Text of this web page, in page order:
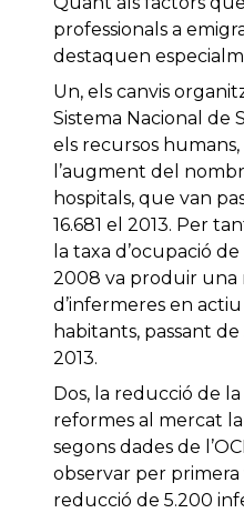
professionals a
destaquen
Un, els canvis
Sistema Nacional de
els recursos
l’augment del
hospitals, que van
16.681 el 2013. Per
la taxa d’ocupació
2008 va produir una
d’infermeres en
habitants, passant de
2013.
Dos, la reducció de
reformes al mercat
segons dades de
observar per primera
reducció de 5.200